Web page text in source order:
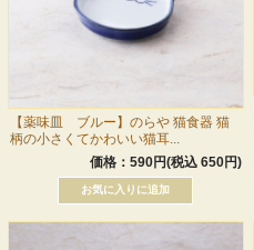
【薬味皿 ブルー】のらや 猫食器 猫
柄の小さくてかわいい猫耳...
価格：590円(税込 650円)